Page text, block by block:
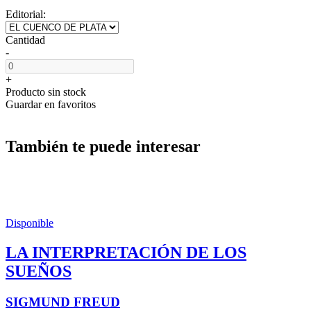
Editorial:
Cantidad
-
+
Producto sin stock
Guardar en favoritos
También te puede interesar
Disponible
LA INTERPRETACIÓN DE LOS
SUEÑOS
SIGMUND FREUD